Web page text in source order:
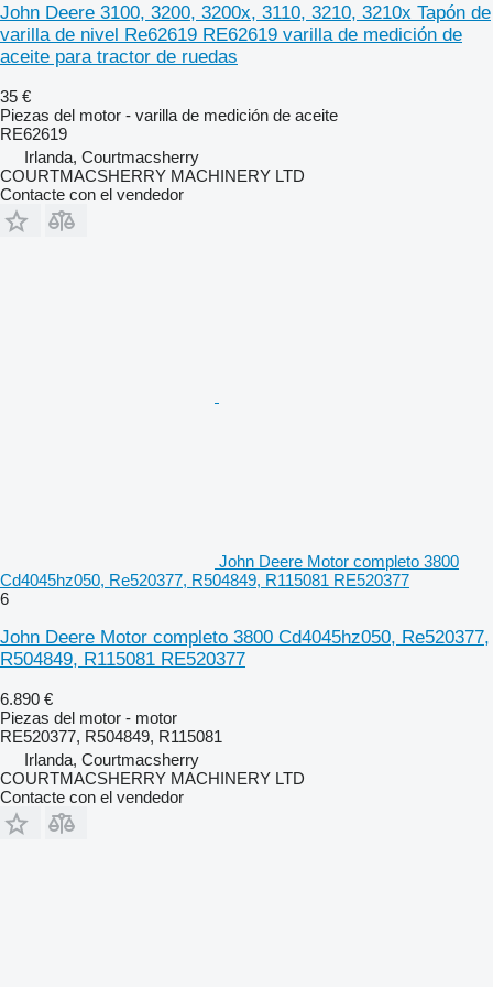
John Deere 3100, 3200, 3200x, 3110, 3210, 3210x Tapón de
varilla de nivel Re62619 RE62619 varilla de medición de
aceite para tractor de ruedas
35 €
Piezas del motor - varilla de medición de aceite
RE62619
Irlanda, Courtmacsherry
COURTMACSHERRY MACHINERY LTD
Contacte con el vendedor
John Deere Motor completo 3800
Cd4045hz050, Re520377, R504849, R115081 RE520377
6
John Deere Motor completo 3800 Cd4045hz050, Re520377,
R504849, R115081 RE520377
6.890 €
Piezas del motor - motor
RE520377, R504849, R115081
Irlanda, Courtmacsherry
COURTMACSHERRY MACHINERY LTD
Contacte con el vendedor